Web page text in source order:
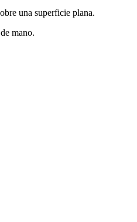
una superficie plana.
mano.